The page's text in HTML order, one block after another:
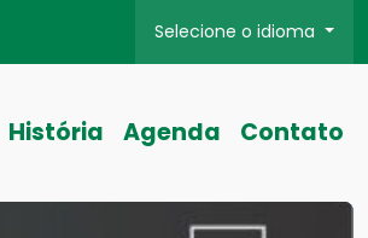
Selecione o idioma
História Agenda Contato